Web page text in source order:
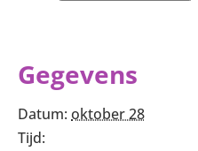
Gegevens
Datum: oktober 28
Tijd: